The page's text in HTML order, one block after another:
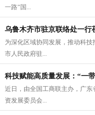
一路”国...
乌鲁木齐市驻京联络处一行
为深化区域协同发展，推动科
市人民政府驻...
科技赋能高质量发展：“一
商联赋能行动
近日，由全国工商联主办，广
资发展委员会...